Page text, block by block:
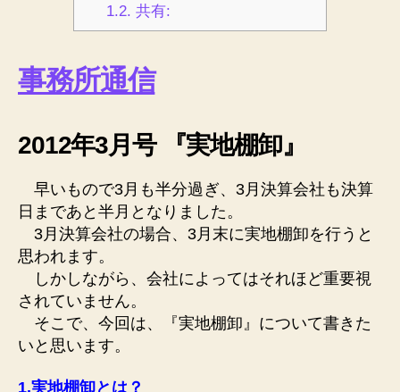
1.2. 共有:
事務所通信
2012年3月号 『実地棚卸』
早いもので3月も半分過ぎ、3月決算会社も決算
日まであと半月となりました。
3月決算会社の場合、3月末に実地棚卸を行うと
思われます。
しかしながら、会社によってはそれほど重要視
されていません。
そこで、今回は、『実地棚卸』について書きた
いと思います。
1.実地棚卸とは？